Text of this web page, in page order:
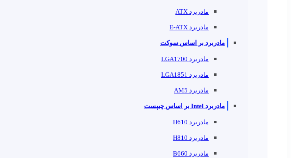
مادربرد ATX
مادربرد E-ATX
مادربرد بر اساس سوکت
مادربرد LGA1700
مادربرد LGA1851
مادربرد AM5
مادربرد Intel بر اساس چیپست
مادربرد H610
مادربرد H810
مادربرد B660